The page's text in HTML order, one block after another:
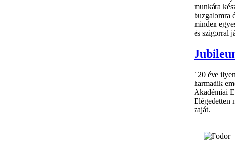
munkára
buzgalomra
minden
és szigorral
120 éve
harmadik
Akadémiai
Elégedetten
zaját.